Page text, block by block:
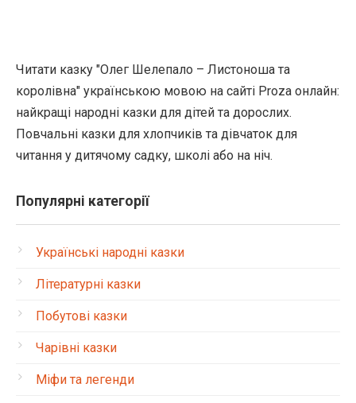
Читати казку "Олег Шелепало – Листоноша та
королiвна" українською мовою на сайті Proza онлайн:
найкращі народні казки для дітей та дорослих.
Повчальні казки для хлопчиків та дівчаток для
читання у дитячому садку, школі або на ніч.
Популярні категорії
Українські народні казки
Літературні казки
Побутові казки
Чарівні казки
Міфи та легенди